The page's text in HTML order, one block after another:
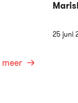
meer
25 juni